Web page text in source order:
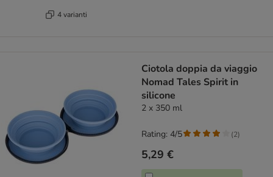
4 varianti
Ciotola doppia da viaggio
Nomad Tales Spirit in
silicone
2 x 350 ml
5,29 €
Rating: 4/5 (2)